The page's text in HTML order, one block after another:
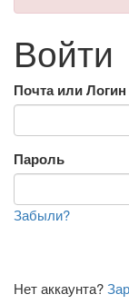
Войти
Почта или Логин
Пароль
Забыли?
Нет аккаунта?